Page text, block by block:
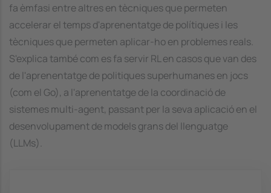
fa èmfasi entre altres en tècniques que permeten
accelerar el temps d'aprenentatge de polítiques i les
tècniques que permeten aplicar-ho en problemes reals.
S'explica també com es fa servir RL en casos que van des
de l'aprenentatge de politiques superhumanes en jocs
(com el Go), a l'aprenentatge de la coordinació de
sistemes multi-agent, passant per la seva aplicació en el
desenvolupament de models grans del llenguatge
(LLMs).